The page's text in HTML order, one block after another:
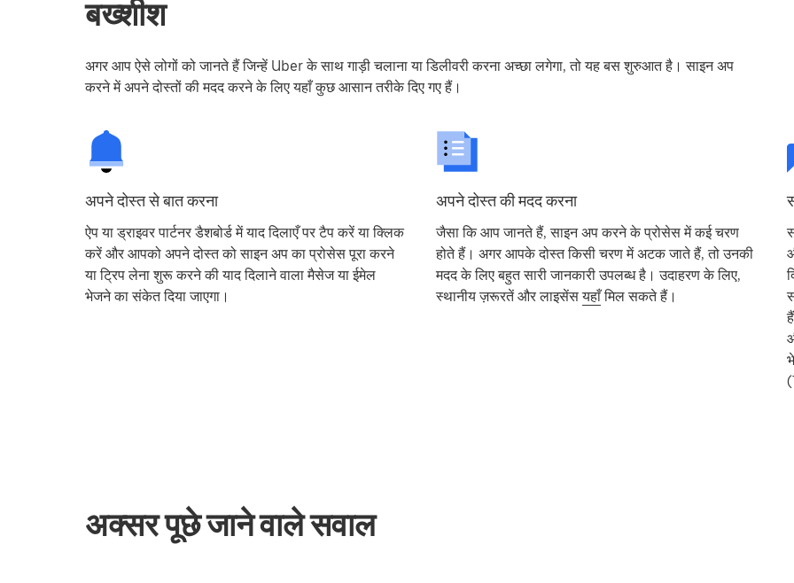
बख्‍शीश
अगर आप ऐसे लोगों को जानते हैं जिन्हें Uber के साथ गाड़ी चलाना या डिलीवरी करना अच्छा लगेगा, तो यह बस शुरुआत है। साइन अप
करने में अपने दोस्तों की मदद करने के लिए यहाँ कुछ आसान तरीके दिए गए हैं।
अपने दोस्त से बात करना
ऐप या ड्राइवर पार्टनर डैशबोर्ड मेंयाद दिलाएँपर टैप करें या क्लिक
करें और आपको अपने दोस्त को साइन अप का प्रोसेस पूरा करने
या ट्रिप लेना शुरू करने की याद दिलाने वाला मैसेज या ईमेल
भेजने का संकेत दिया जाएगा।
अपने दोस्त की मदद करना
जैसा कि आप जानते हैं, साइन अप करने के प्रोसेस में कई चरण
होते हैं। अगर आपके दोस्त किसी चरण में अटक जाते हैं, तो उनकी
मदद के लिए बहुत सारी जानकारी उपलब्ध है। उदाहरण के लिए,
स्थानीय ज़रूरतें और लाइसेंसयहाँमिल सकते हैं।
अक्सर पूछे जाने वाले सवाल